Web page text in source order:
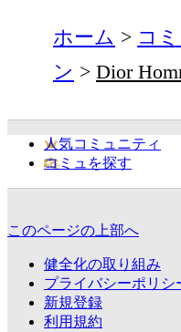
ホーム コ
ン
Dior
人気コミュニティ
コミュを探す
このページの上部へ
健全化の取り組み
プライバシーポリシ
新規登録
利用規約